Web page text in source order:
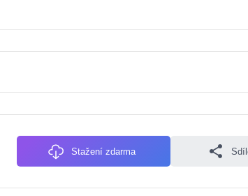
Stažení zdarma